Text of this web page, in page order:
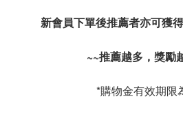
新會員下單後推薦者亦可獲
~~推薦越多，獎勵
*購物金有效期限